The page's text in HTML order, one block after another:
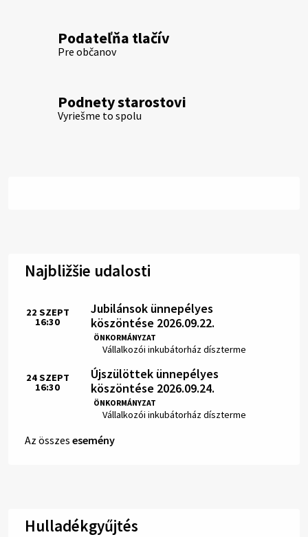
Podateľňa tlačív
Pre občanov
Podnety starostovi
Vyriešme to spolu
Najbližšie udalosti
Jubilánsok ünnepélyes
köszöntése 2026.09.22.
ÖNKORMÁNYZAT
Hely:
Vállalkozói inkubátorház díszterme
Idő:
22 SZEPT
16:30
Újszülöttek ünnepélyes
köszöntése 2026.09.24.
ÖNKORMÁNYZAT
Hely:
Vállalkozói inkubátorház díszterme
Idő:
24SZEPT
16:30
Az összes esemény
Hulladékgyűjtés